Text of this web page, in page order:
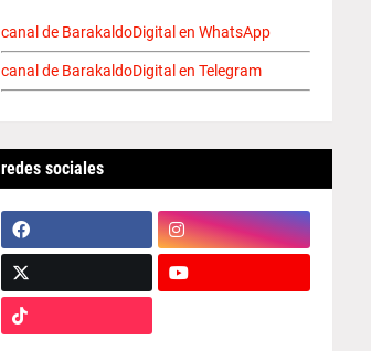
canal de BarakaldoDigital en WhatsApp
canal de BarakaldoDigital en Telegram
redes sociales